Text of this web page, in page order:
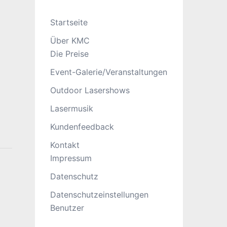
Startseite
Über KMC
Die Preise
Event-Galerie/Veranstaltungen
Outdoor Lasershows
Lasermusik
Kundenfeedback
Kontakt
Impressum
Datenschutz
Datenschutzeinstellungen
Benutzer